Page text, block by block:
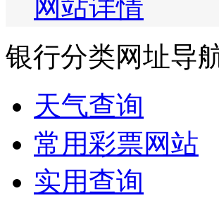
网站详情
银行分类网址导
天气查询
常用彩票网站
实用查询